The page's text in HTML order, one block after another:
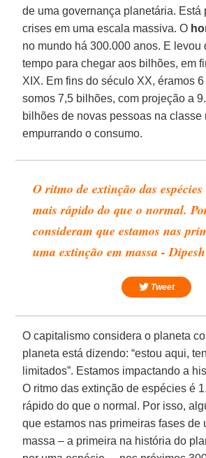
de uma governança planetária. Está
crises em uma escala massiva. O
no mundo há 300.000 anos. E levou
tempo para chegar aos bilhões, em
XIX. Em fins do século XX, éramos
somos 7,5 bilhões, com projeção a
bilhões de novas pessoas na classe
empurrando o consumo.
O ritmo de extinção das espécies
mais rápido do que o normal.
consideram que estamos nas
uma extinção em massa -
Tweet
O capitalismo considera o planeta
planeta está dizendo: “estou aqui,
limitados”. Estamos impactando a
O ritmo das extinção de espécies é
rápido do que o normal. Por isso,
que estamos nas primeiras fases de
massa – a primeira na história do